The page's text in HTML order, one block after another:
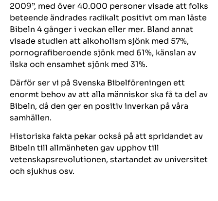
2009”, med över 40.000 personer visade att folks
beteende ändrades radikalt positivt om man läste
Bibeln 4 gånger i veckan eller mer. Bland annat
visade studien att alkoholism sjönk med 57%,
pornografiberoende sjönk med 61%, känslan av
ilska och ensamhet sjönk med 31%.
Därför ser vi på Svenska Bibelföreningen ett
enormt behov av att alla människor ska få ta del av
Bibeln, då den ger en positiv inverkan på våra
samhällen.
Historiska fakta pekar också på att spridandet av
Bibeln till allmänheten gav upphov till
vetenskapsrevolutionen, startandet av universitet
och sjukhus osv.